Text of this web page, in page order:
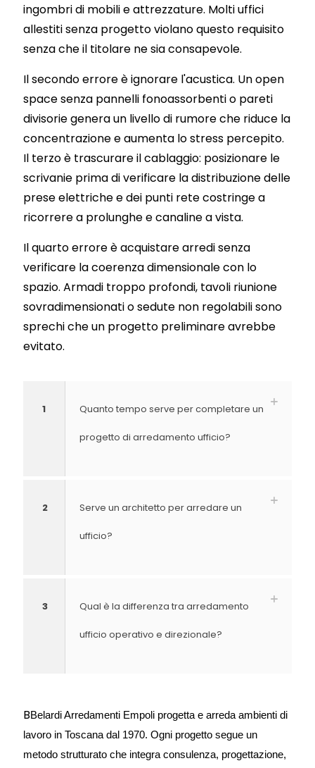
ingombri di mobili e attrezzature. Molti uffici
allestiti senza progetto violano questo requisito
senza che il titolare ne sia consapevole.
Il secondo errore è ignorare l'acustica. Un open
space senza pannelli fonoassorbenti o pareti
divisorie genera un livello di rumore che riduce la
concentrazione e aumenta lo stress percepito.
Il terzo è trascurare il cablaggio: posizionare le
scrivanie prima di verificare la distribuzione delle
prese elettriche e dei punti rete costringe a
ricorrere a prolunghe e canaline a vista.
Il quarto errore è acquistare arredi senza
verificare la coerenza dimensionale con lo
spazio. Armadi troppo profondi, tavoli riunione
sovradimensionati o sedute non regolabili sono
sprechi che un progetto preliminare avrebbe
evitato.
1 Quanto tempo serve per completare un
progetto di arredamento ufficio?
2 Serve un architetto per arredare un
ufficio?
3 Qual è la differenza tra arredamento
ufficio operativo e direzionale?
BBelardi Arredamenti Empoli progetta e arreda ambienti di
lavoro in Toscana dal 1970. Ogni progetto segue un
metodo strutturato che integra consulenza, progettazione,